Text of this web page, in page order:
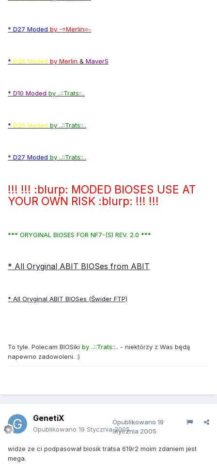
* D27 Moded by -=Merlin=-
* D26 Moded by Merlin & MaverS
* D10 Moded by ..::Trats::..
* D26 Moded by ..::Trats::..
* D27 Moded by ..::Trats::..
!!! !!! :blurp: MODED BIOSES USE AT
YOUR OWN RISK :blurp: !!! !!!
*** ORYGINAL BIOSES FOR NF7-(S) REV. 2.0 ***
* All Oryginal ABIT BIOSes from ABIT
* All Oryginal ABIT BIOSes (Świder FTP)
To tyle. Polecam BIOSiki by ..::Trats::.. - niektórzy z Was będą
napewno zadowoleni. :)
GenetiX
Opublikowano 19 Stycznia 2005
Opublikowano 19
Stycznia 2005
widze ze ci podpasował biosik tratsa 619r2 moim zdaniem jest
mega.